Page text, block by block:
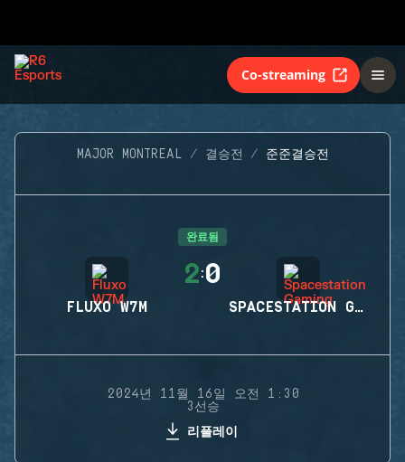
Co-streaming
MAJOR MONTREAL 결승전 준준결승전
완료됨
FLUXO W7M
2:0
SPACESTATION GAMING
2024년 11월 16일 오전 1:30
3선승
리플레이